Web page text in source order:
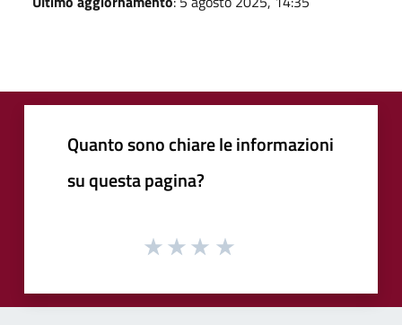
Quanto sono chiare le informazioni
su questa pagina?